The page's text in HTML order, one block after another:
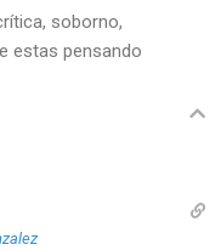
soborno,
estas pensando